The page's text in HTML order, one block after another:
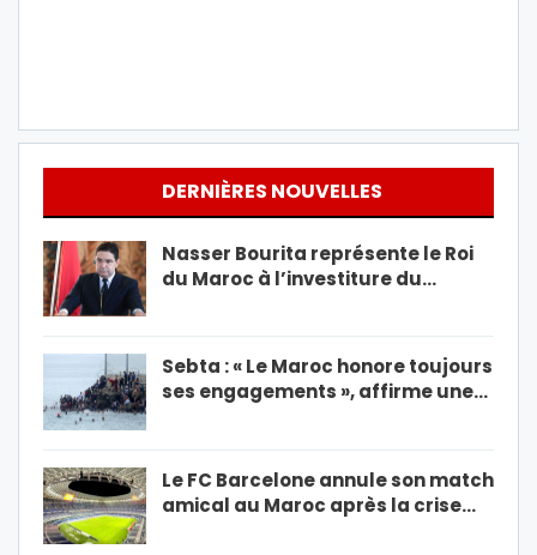
DERNIÈRES NOUVELLES
Nasser Bourita représente le Roi
du Maroc à l’investiture du…
Sebta : « Le Maroc honore toujours
ses engagements », affirme une…
Le FC Barcelone annule son match
amical au Maroc après la crise…